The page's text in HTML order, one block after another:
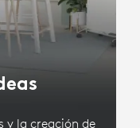
y la creación de